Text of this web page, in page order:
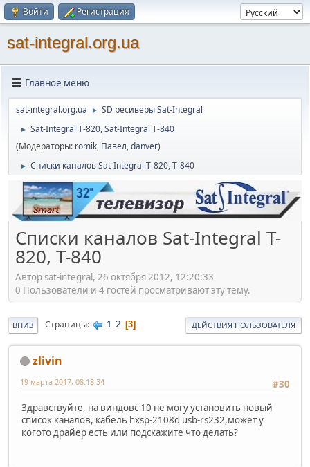
Войти Регистрация
sat-integral.org.ua
Главное меню
sat-integral.org.ua ► SD ресиверы Sat-Integral
►
Sat-Integral T-820, Sat-Integral T-840
(Модераторы: romik, Павел,danver)
► Списки каналов Sat-Integral T-820, T-840
Списки каналов Sat-Integral T-
820, T-840
Автор sat-integral, 26 октября 2012, 12:20:33
0 Пользователи и 4 гостей просматривают эту тему.
ВНИЗ Страницы 1 2 3 ДЕЙСТВИЯ ПОЛЬЗОВАТЕЛЯ
zlivin
#30
19 марта 2017, 08:18:34
Здравствуйте, на виндовс 10 не могу установить новый
список каналов, кабель hxsp-2108d usb-rs232,может у
когото драйер есть или подскажите что делать?